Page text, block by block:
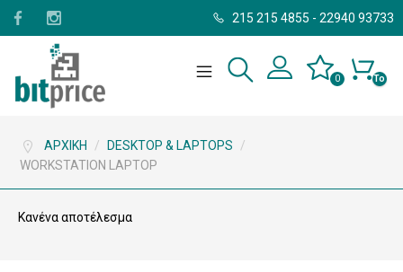
215 215 4855 - 22940 93733
Το
0
ΑΡΧΙΚΉ / DESKTOP & LAPTOPS
/
WORKSTATION LAPTOP
Κανένα αποτέλεσμα